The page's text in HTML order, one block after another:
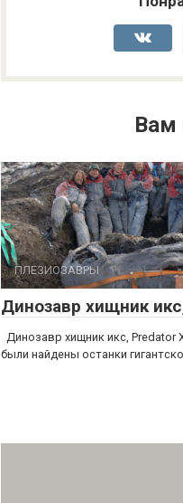
Вам
ПЛЕЗИОЗАВРЫ
Динозавр хищник
Динозавр хищник икс, Predator
были найдены останки